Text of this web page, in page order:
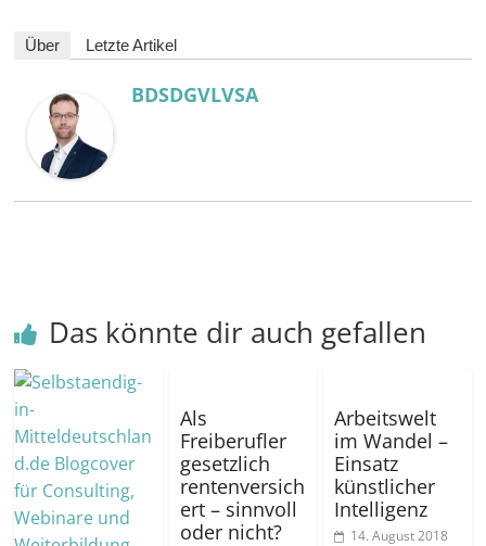
Über Letzte Artikel
BDSDGVLVSA
Das könnte dir auch gefallen
Als
Freiberufler
gesetzlich
rentenversich
ert – sinnvoll
oder nicht?
Arbeitswelt
im Wandel –
Einsatz
künstlicher
Intelligenz
14. August 2018